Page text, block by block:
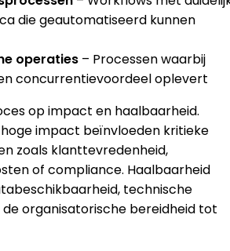
die geautomatiseerd kunnen
operaties – Processen waarbij
concurrentievoordeel oplevert
op impact en haalbaarheid.
impact beïnvloeden kritieke
zoals klanttevredenheid,
of compliance. Haalbaarheid
technische
organisatorische bereidheid tot